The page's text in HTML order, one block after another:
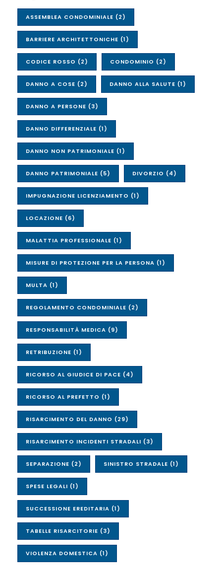
ASSEMBLEA CONDOMINIALE (2)
BARRIERE ARCHITETTONICHE (1)
CODICE ROSSO (2) CONDOMINIO (2)
DANNO A COSE (2) DANNO ALLA SALUTE (1)
DANNO A PERSONE (3)
DANNO DIFFERENZIALE (1)
DANNO NON PATRIMONIALE (1)
DANNO PATRIMONIALE (5) DIVORZIO (4)
IMPUGNAZIONE LICENZIAMENTO (1)
LOCAZIONE (6)
MALATTIA PROFESSIONALE (1)
MISURE DI PROTEZIONE PER LA PERSONA (1)
MULTA (1)
REGOLAMENTO CONDOMINIALE (2)
RESPONSABILITÀ MEDICA (9)
RETRIBUZIONE (1)
RICORSO AL GIUDICE DI PACE (4)
RICORSO AL PREFETTO (1)
RISARCIMENTO DEL DANNO (29)
RISARCIMENTO INCIDENTI STRADALI (3)
SEPARAZIONE (2) SINISTRO STRADALE (1)
SPESE LEGALI (1)
SUCCESSIONE EREDITARIA (1)
TABELLE RISARCITORIE (3)
VIOLENZA DOMESTICA (1)